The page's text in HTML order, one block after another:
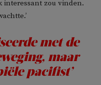
interessant zou vinden.
met de
maar
pacifist’